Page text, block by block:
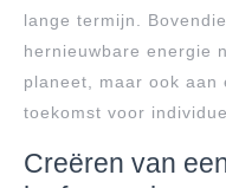
lange termijn.
hernieuwbare energie
planeet, maar ook aan
toekomst voor
Creëren van